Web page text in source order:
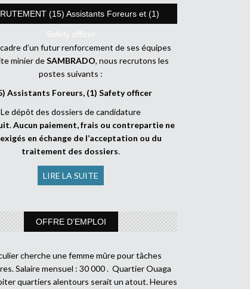
(15) Assistants Foreurs et (1)
Safety officer
d’un futur renforcement de ses équipes
minier deSAMBRADO, nous recrutons les
postes suivants :
Assistants Foreurs, (1) Safety officer
Le dépôt des dossiers de candidature
.Aucun paiement, frais ou contrepartie ne
en échange de l’acceptation ou du
traitement des dossiers.
LIRE LA SUITE
OFFRE D’EMPLOI
cherche une femme mûre pour tâches
Salaire mensuel : 30 000 . Quartier Ouaga
quartiers alentours serait un atout. Heures